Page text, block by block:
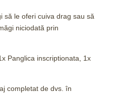
să le oferi cuiva drag sau să
niciodată prin
Panglica inscriptionata, 1x
completat de dvs. în